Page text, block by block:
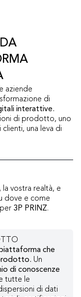
aziende
di
interattive.
di prodotto, uno
una leva di
vostra realtà, e
dove e come
3P PRINZ.
che
Un
di conoscenze
tutte le
di dati